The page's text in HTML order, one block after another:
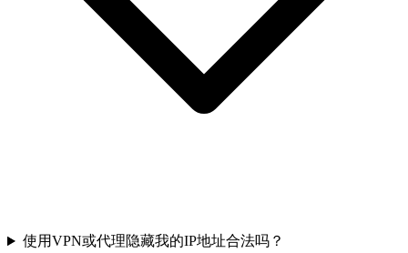
使用VPN或代理隐藏我的IP地址合法吗？